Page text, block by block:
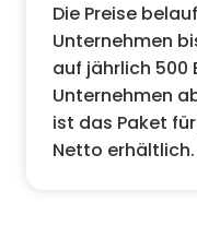
Die Preise
Unternehmen
auf jährlich 500
Unternehmen
ist das Paket
Netto erhältlich.